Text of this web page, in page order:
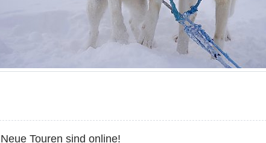
Neue Touren sind online!